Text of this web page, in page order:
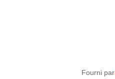
Fourni par